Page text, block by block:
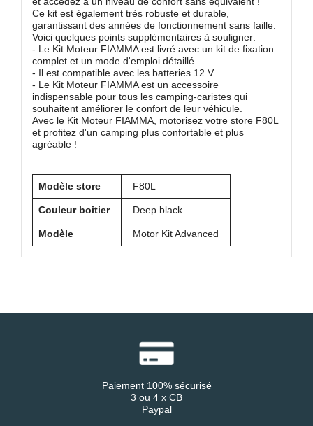
Ce kit est également très robuste et durable,
garantissant des années de fonctionnement sans faille.
Voici quelques points supplémentaires à souligner:
- Le Kit Moteur FIAMMA est livré avec un kit de fixation
complet et un mode d'emploi détaillé.
- Il est compatible avec les batteries 12 V.
- Le Kit Moteur FIAMMA est un accessoire
indispensable pour tous les camping-caristes qui
souhaitent améliorer le confort de leur véhicule.
Avec le Kit Moteur FIAMMA, motorisez votre store F80L
et profitez d'un camping plus confortable et plus
agréable !
Modèle store F80L
Couleur boitier Deep black
Modèle Motor Kit Advanced
Paiement 100% sécurisé
3 ou 4 x CB
Paypal